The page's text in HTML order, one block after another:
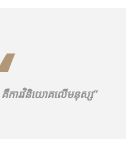
ការវិនិយោគលើមនុស្ស”